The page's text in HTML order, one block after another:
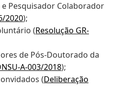
Pesquisador Colaborador
2020);
(Resolução GR-
de Pós-Doutorado da
A-003/2018);
(Deliberação